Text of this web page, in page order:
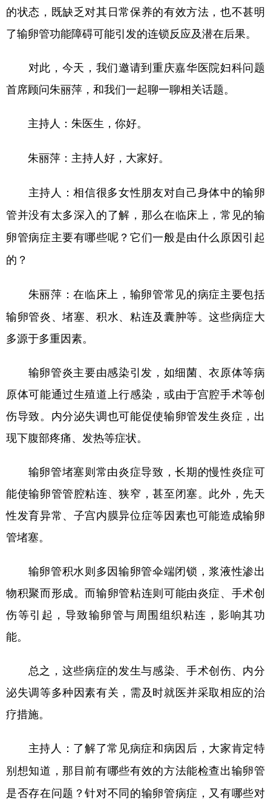
的状态，既缺乏对其日常保养的有效方法，也不甚明
了输卵管功能障碍可能引发的连锁反应及潜在后果。
对此，今天，我们邀请到重庆嘉华医院妇科问题
首席顾问朱丽萍，和我们一起聊一聊相关话题。
主持人： 朱医生，你好。
朱丽萍： 主持人好，大家好。
主持人：相信很多女性朋友对自己身体中的输卵
管并没有太多深入的了解，那么在临床上，常见的输
卵管病症主要有哪些呢？它们一般是由什么原因引起
的？
朱丽萍：在临床上，输卵管常见的病症主要包括
输卵管炎、堵塞、积水、粘连及囊肿等。这些病症大
多源于多重因素。
输卵管炎主要由感染引发，如细菌、衣原体等病
原体可能通过生殖道上行感染，或由于宫腔手术等创
伤导致。内分泌失调也可能促使输卵管发生炎症，出
现下腹部疼痛、发热等症状。
输卵管堵塞则常由炎症导致，长期的慢性炎症可
能使输卵管管腔粘连、狭窄，甚至闭塞。此外，先天
性发育异常、子宫内膜异位症等因素也可能造成输卵
管堵塞。
输卵管积水则多因输卵管伞端闭锁，浆液性渗出
物积聚而形成。而输卵管粘连则可能由炎症、手术创
伤等引起，导致输卵管与周围组织粘连，影响其功
能。
总之，这些病症的发生与感染、手术创伤、内分
泌失调等多种因素有关，需及时就医并采取相应的治
疗措施。
主持人：了解了常见病症和病因后，大家肯定特
别想知道，那目前有哪些有效的方法能检查出输卵管
是否存在问题？针对不同的输卵管病症，又有哪些对